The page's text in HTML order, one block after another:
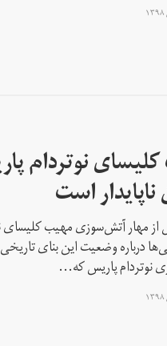
نوتردام
است
مهار آتش‌سوزی مهیب کلیسای
درباره وضعیت این بنای
نوتردام پاریس که...